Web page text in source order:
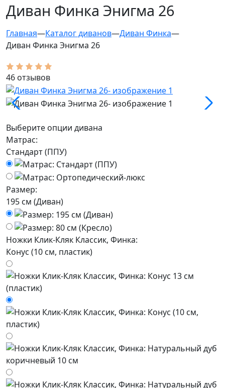
Диван Финка Энигма 26
Главная—Каталог диванов—Диван Финка—
Диван Финка Энигма 26
46 отзывов
Выберите опции дивана
Матрас:
Стандарт (ППУ)
Размер:
195 см (Диван)
Ножки Клик-Кляк Классик, Финка:
Конус (10 см, пластик)